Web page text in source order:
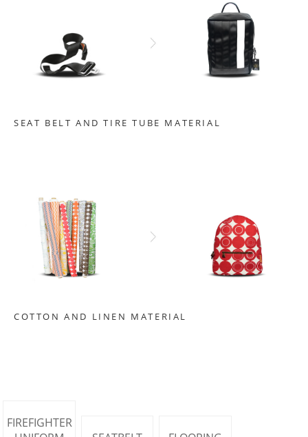
SEAT BELT AND TIRE TUBE MATERIAL
COTTON AND LINEN MATERIAL
FIREFIGHTER